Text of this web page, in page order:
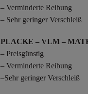
– Verminderte Reibung
– Sehr geringer Verschleiß
PLACKE – VLM –
– Preisgünstig
– Verminderte Reibung
–Sehr geringer Verschleiß